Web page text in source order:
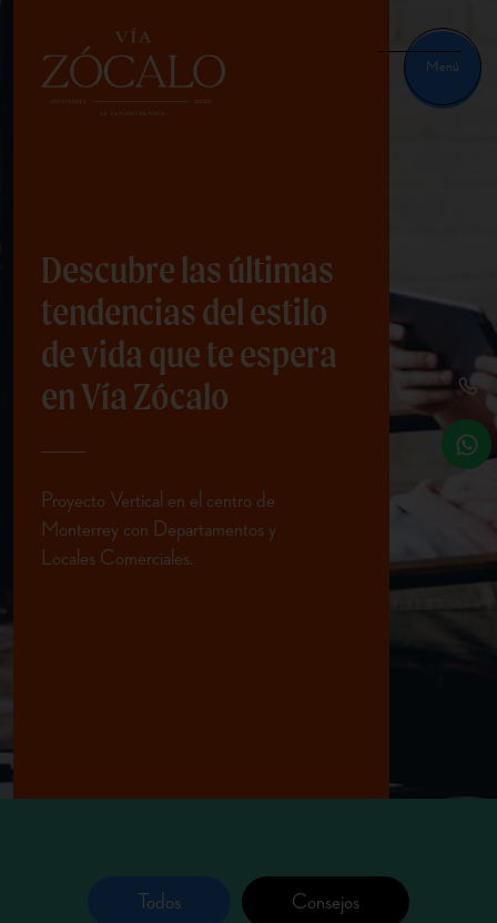
Menú
Descubre las últimas
tendencias del estilo
de vida que te espera
en Vía Zócalo
Proyecto Vertical en el centro de
Monterrey con Departamentos y
Locales Comerciales.
Todos Consejos